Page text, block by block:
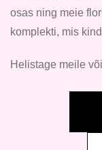
osas ning meie
komplekti, mis
Helistage meile